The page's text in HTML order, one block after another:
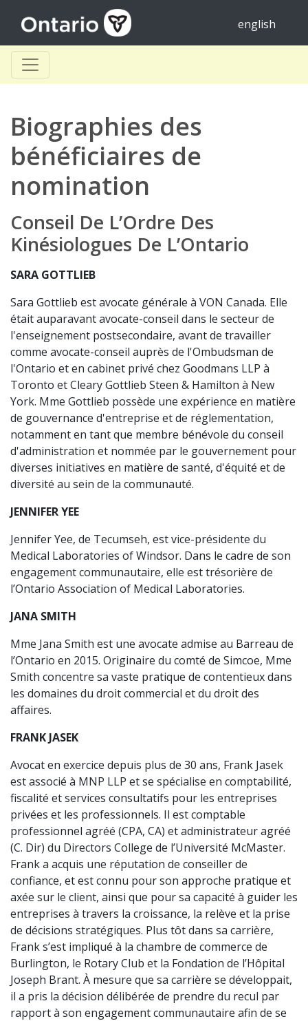
english
Biographies des
bénéficiaires de
nomination
Conseil De L’Ordre Des
Kinésiologues De L’Ontario
SARA GOTTLIEB
Sara Gottlieb est avocate générale à VON Canada. Elle
était auparavant avocate-conseil dans le secteur de
l'enseignement postsecondaire, avant de travailler
comme avocate-conseil auprès de l'Ombudsman de
l'Ontario et en cabinet privé chez Goodmans LLP à
Toronto et Cleary Gottlieb Steen & Hamilton à New
York. Mme Gottlieb possède une expérience en matière
de gouvernance d'entreprise et de réglementation,
notamment en tant que membre bénévole du conseil
d'administration et nommée par le gouvernement pour
diverses initiatives en matière de santé, d'équité et de
diversité au sein de la communauté.
JENNIFER YEE
Jennifer Yee, de Tecumseh, est vice-présidente du
Medical Laboratories of Windsor. Dans le cadre de son
engagement communautaire, elle est trésorière de
l’Ontario Association of Medical Laboratories.
JANA SMITH
Mme Jana Smith est une avocate admise au Barreau de
l’Ontario en 2015. Originaire du comté de Simcoe, Mme
Smith concentre sa vaste pratique de contentieux dans
les domaines du droit commercial et du droit des
affaires.
FRANK JASEK
Avocat en exercice depuis plus de 30 ans, Frank Jasek
est associé à MNP LLP et se spécialise en comptabilité,
fiscalité et services consultatifs pour les entreprises
privées et les professionnels. Il est comptable
professionnel agréé (CPA, CA) et administrateur agréé
(C. Dir) du Directors College de l’Université McMaster.
Frank a acquis une réputation de conseiller de
confiance, et est connu pour son approche pratique et
axée sur le client, ainsi que pour sa capacité à guider les
entreprises à travers la croissance, la relève et la prise
de décisions stratégiques. Plus tôt dans sa carrière,
Frank s’est impliqué à la chambre de commerce de
Burlington, le Rotary Club et la Fondation de l’Hôpital
Joseph Brant. À mesure que sa carrière se développait,
il a pris la décision délibérée de prendre du recul par
rapport à son engagement communautaire afin de se